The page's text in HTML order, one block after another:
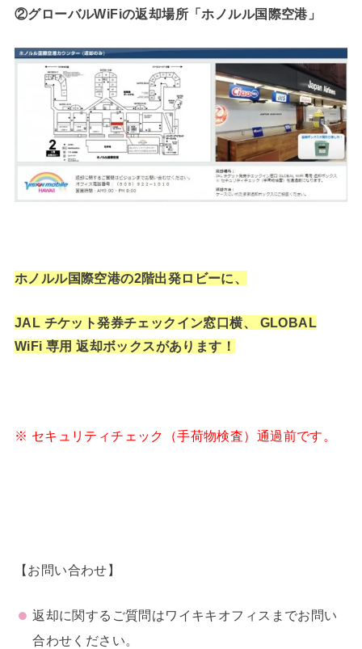
②グローバルWiFiの返却場所「ホノルル国際空港」
ホノルル国際空港の2階出発ロビーに、
JAL チケット発券チェックイン窓口横、 GLOBAL
WiFi 専用 返却ボックスがあります！
※ セキュリティチェック（手荷物検査）通過前です。
【お問い合わせ】
返却に関するご質問はワイキキオフィスまでお問い
合わせください。